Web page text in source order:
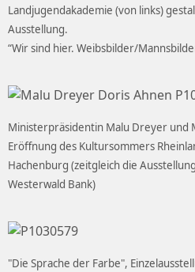
Landjugendakademie (von links)
Ausstellung.
“Wir sind hier. Weibsbilder/
Ministerpräsidentin Malu Dreyer und
Eröffnung des Kultursommers
Hachenburg (zeitgleich die
Westerwald Bank)
"Die Sprache der Farbe",